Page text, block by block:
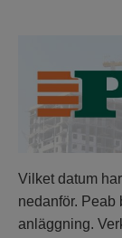
Vilket datum
nedanför. Peab
anläggning.